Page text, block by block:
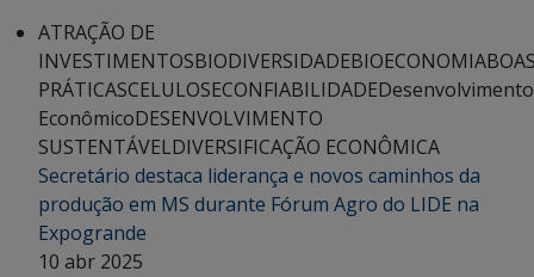
ATRAÇÃO DE
INVESTIMENTOSBIODIVERSIDADEBIOECONOMIA
PRÁTICASCELULOSECONFIABILIDADEDesenvolvimento
EconômicoDESENVOLVIMENTO
SUSTENTÁVELDIVERSIFICAÇÃO ECONÔMICA
Secretário destaca liderança e novos caminhos da
produção em MS durante Fórum Agro do LIDE na
Expogrande
10 abr 2025